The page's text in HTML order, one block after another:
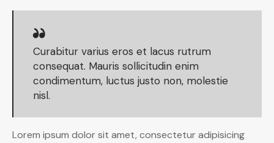
Curabitur varius eros et lacus rutrum
consequat. Mauris sollicitudin enim
condimentum, luctus justo non, molestie
nisl.
Lorem ipsum dolor sit amet, consectetur adipisicing